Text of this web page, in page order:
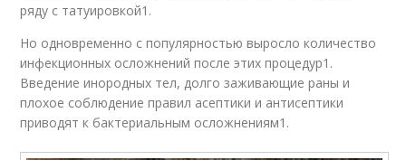
ряду с татуировкой1.
Но одновременно с популярностью выросло количество
инфекционных осложнений после этих процедур1.
Введение инородных тел, долго заживающие раны и
плохое соблюдение правил асептики и антисептики
приводят к бактериальным осложнениям1.